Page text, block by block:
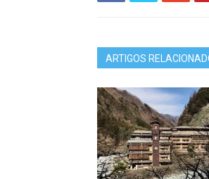
ARTIGOS